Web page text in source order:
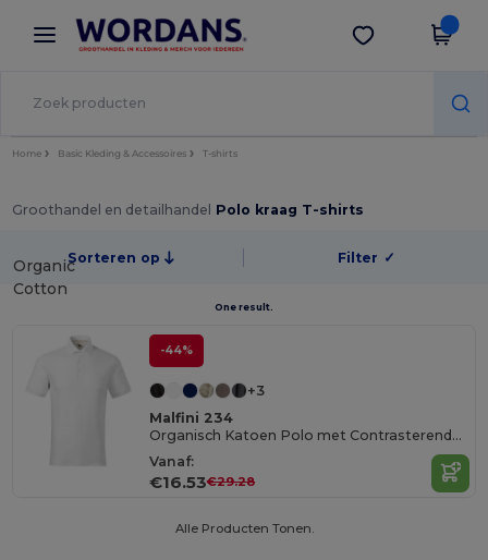
× Wordans-app
Betere prijzen in de app!
Download app
Home Basic Kleding & Accessoires T-shirts
Groothandel en detailhandel Polo kraag T-shirts
Sorteren op Filter ✓
One result.
Organic
Cotton
-44%
+3
Malfini 234
Organisch Katoen Polo met Contrasterende Details
Vanaf:
€16.53€29.28
Alle Producten Tonen.